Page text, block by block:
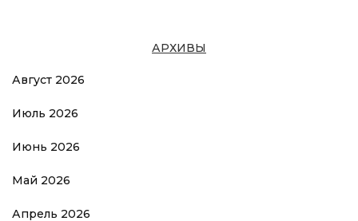
АРХИВЫ
Август 2026
Июль 2026
Июнь 2026
Май 2026
Апрель 2026